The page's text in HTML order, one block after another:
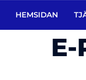
HEMSIDAN
E-